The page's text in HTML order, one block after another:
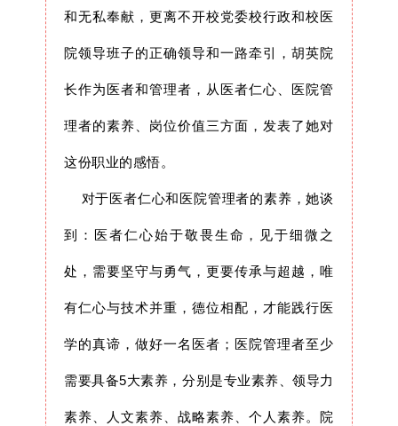
和无私奉献，更离不开校党委校行政和校医
院领导班子的正确领导和一路牵引，胡英院
长作为医者和管理者，从医者仁心、医院管
理者的素养、岗位价值三方面，发表了她对
这份职业的感悟。
对于医者仁心和医院管理者的素养，她谈
到：医者仁心始于敬畏生命，见于细微之
处，需要坚守与勇气，更要传承与超越，唯
有仁心与技术并重，德位相配，才能践行医
学的真谛，做好一名医者；医院管理者至少
需要具备5大素养，分别是专业素养、领导力
素养、人文素养、战略素养、个人素养。院